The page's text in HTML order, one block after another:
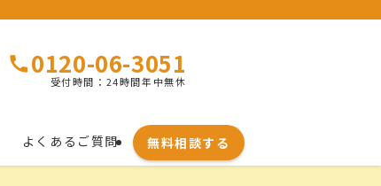
よくあるご質問 無料相談する
0120-06-3051
受付時間：24時間年中無休